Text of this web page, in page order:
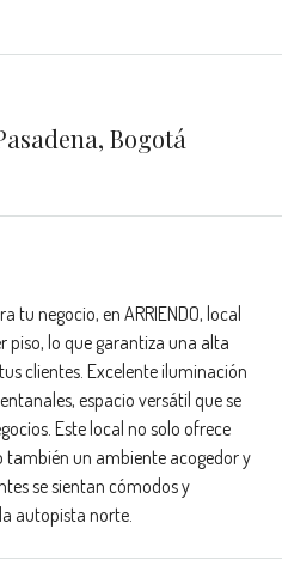
Bogotá
tu negocio, en ARRIENDO, local
piso, lo que garantiza una alta
clientes. Excelente iluminación
espacio versátil que se
Este local no solo ofrece
también un ambiente acogedor y
se sientan cómodos y
autopista norte.